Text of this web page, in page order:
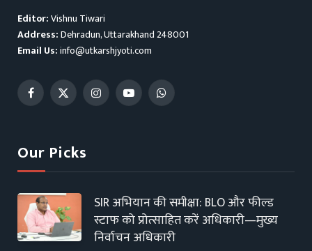
Editor:Vishnu Tiwari
Address:Dehradun, Uttarakhand 248001
Email Us:info@utkarshjyoti.com
Facebook
X
InstagramYouTubeWhatsApp
Our Picks
SIR अभियान की समीक्षा: BLO और फील्ड
स्टाफ को प्रोत्साहित करें अधिकारी—मुख्य
निर्वाचन अधिकारी